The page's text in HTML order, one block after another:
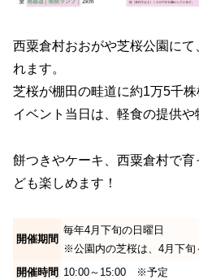
西粟倉村おおがや芝桜公園に
れます。
芝桜が棚田の畦道に約1万5千株
イベント当日は、軽食の提供や
餅つきやケーキ、西粟倉村で
ども楽しめます！
開催期間
毎年4月下旬の日曜日
※公園内の芝桜は、4月下旬
開催時間 10:00～15:00 ※予定